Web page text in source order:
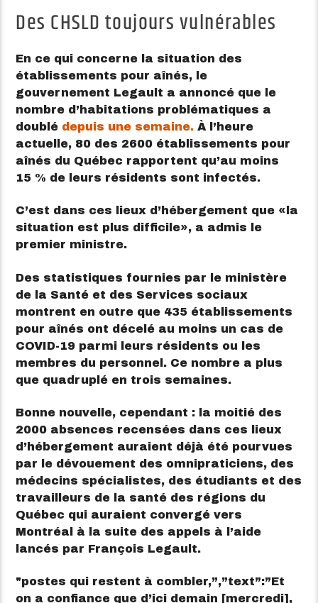
Des CHSLD toujours vulnérables
En ce qui concerne la situation des
établissements pour aînés, le
gouvernement Legault a annoncé que le
nombre d’habitations problématiques a
doublé depuis une semaine. À l’heure
actuelle, 80 des 2600 établissements pour
aînés du Québec rapportent qu’au moins
15 % de leurs résidents sont infectés.
C’est dans ces lieux d’hébergement que
la
situation est plus difficile
, a admis le
premier ministre.
Des statistiques fournies par le ministère
de la Santé et des Services sociaux
montrent en outre que 435 établissements
pour aînés ont décelé au moins un cas de
COVID-19 parmi leurs résidents ou les
membres du personnel. Ce nombre a plus
que quadruplé en trois semaines.
Bonne nouvelle, cependant : la moitié des
2000 absences recensées dans ces lieux
d’hébergement auraient déjà été pourvues
par le dévouement des omnipraticiens, des
médecins spécialistes, des étudiants et des
travailleurs de la santé des régions du
Québec qui auraient convergé vers
Montréal à la suite des appels à l’aide
lancés par François Legault.
postes qui restent à combler,”,”text”:”Et
on a confiance que d’ici demain [mercredi],